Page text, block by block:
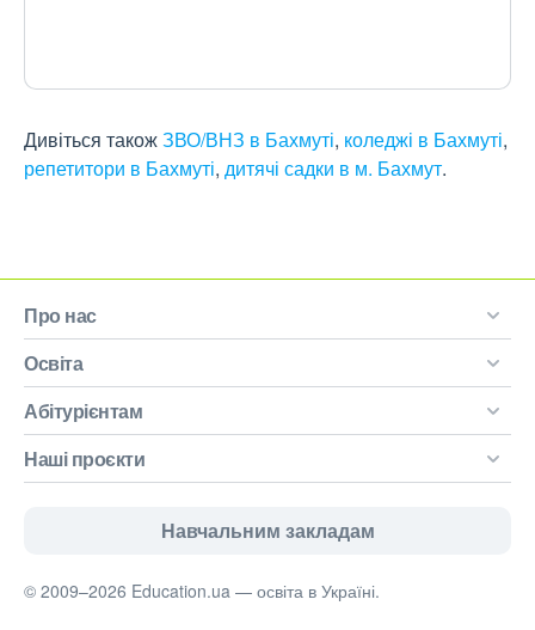
Дивіться такожЗВО/ВНЗ в Бахмуті, коледжі в Бахмуті,
репетитори в Бахмуті, дитячі садки в м. Бахмут.
Про нас
Освіта
Абітурієнтам
Наші проєкти
Навчальним закладам
© 2009–2026 Education.ua — освіта в Україні.